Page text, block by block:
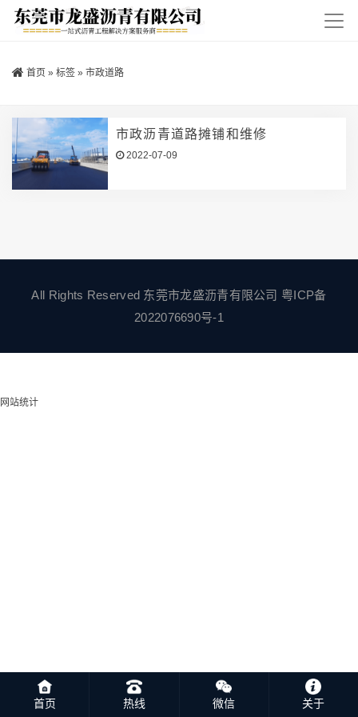
首页 » 标签 » 市政道路
市政沥青道路摊铺和维修
2022-07-09
All Rights Reserved 东莞市龙盛沥青有限公司 粤ICP备
2022076690号-1
首页 热线 微信 关于
网站统计